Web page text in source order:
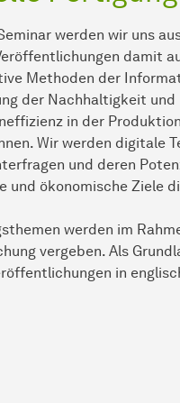
werden wir uns
damit
Methoden der
der Nachhaltigkeit und
in der
Wir werden digitale
und deren
und ökonomische Ziele
werden im
vergeben. Als
in